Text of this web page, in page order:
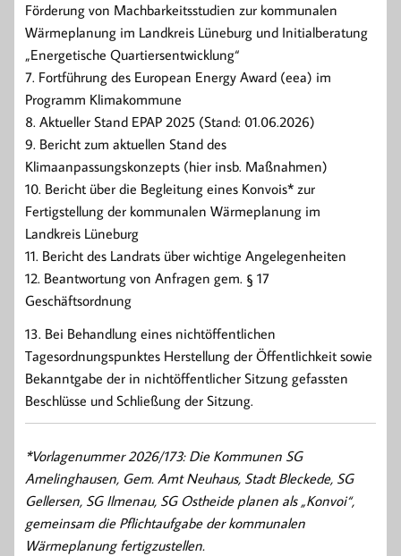
Förderung von Machbarkeitsstudien zur kommunalen
Wärmeplanung im Landkreis Lüneburg und Initialberatung
„Energetische Quartiersentwicklung“
7. Fortführung des European Energy Award (eea) im
Programm Klimakommune
8. Aktueller Stand EPAP 2025 (Stand: 01.06.2026)
9. Bericht zum aktuellen Stand des
Klimaanpassungskonzepts (hier insb. Maßnahmen)
10. Bericht über die Begleitung eines Konvois* zur
Fertigstellung der kommunalen Wärmeplanung im
Landkreis Lüneburg
11. Bericht des Landrats über wichtige Angelegenheiten
12. Beantwortung von Anfragen gem. § 17
Geschäftsordnung
13. Bei Behandlung eines nichtöffentlichen
Tagesordnungspunktes Herstellung der Öffentlichkeit sowie
Bekanntgabe der in nichtöffentlicher Sitzung gefassten
Beschlüsse und Schließung der Sitzung.
*Vorlagenummer 2026/173: Die Kommunen SG
Amelinghausen, Gem. Amt Neuhaus, Stadt Bleckede, SG
Gellersen, SG Ilmenau, SG Ostheide planen als „Konvoi“,
gemeinsam die Pflichtaufgabe der kommunalen
Wärmeplanung fertigzustellen.